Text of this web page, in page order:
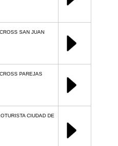
SAN JUAN
PAREJAS
CIUDAD DE